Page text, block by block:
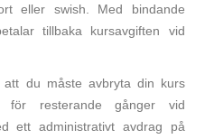
eller swish. Med bindande
tillbaka kursavgiften vid
att du måste avbryta din kurs
för resterande gånger vid
ett administrativt avdrag på